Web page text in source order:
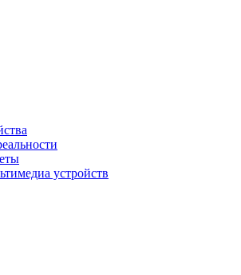
устройств